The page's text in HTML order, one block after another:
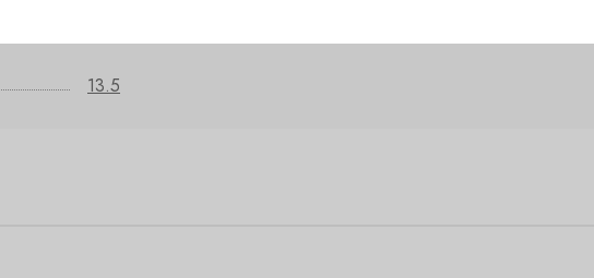
13.5